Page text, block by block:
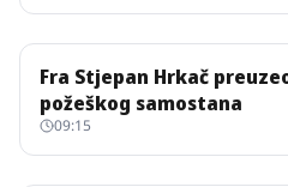
Fra Stjepan Hrkač
požeškog samostana
09:15